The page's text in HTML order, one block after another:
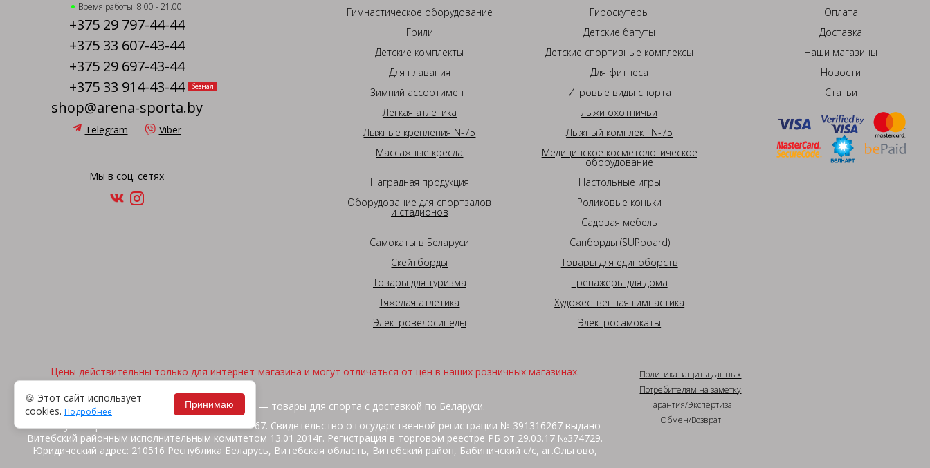
Время работы: 8.00 - 21.00
+375 29 797-44-44
+375 33 607-43-44
+375 29 697-43-44
+375 33 914-43-44
безнал
shop@arena-sporta.by
Telegram Viber
Мы в соц. сетях
Гимнастическое оборудование
Гироскутеры
Грили
Детские батуты
Детские комплекты
Детские спортивные комплексы
Для плавания
Для фитнеса
Зимний ассортимент
Игровые виды спорта
Легкая атлетика
лыжи охотничьи
Лыжные крепления N-75
Лыжный комплект N-75
Массажные кресла
Медицинское косметологическое
оборудование
Наградная продукция
Настольные игры
Оборудование для спортзалов
и стадионов
Роликовые коньки
Садовая мебель
Самокаты в Беларуси
Сапборды (SUPboard)
Скейтборды
Товары для единоборств
Товары для туризма
Тренажеры для дома
Тяжелая атлетика
Художественная гимнастика
Электровелосипеды
Электросамокаты
Оплата
Доставка
Наши магазины
Новости
Статьи
Цены действительны только для интернет-магазина и могут отличаться от цен в наших розничных магазинах.
2026, © "Арена спорта" — товары для спорта с доставкой по Беларуси.
ИП Жакуть Вероника Витальевна. УНП 391316267. Свидетельство о государственной регистрации № 391316267 выдано
Витебский районным исполнительным комитетом 13.01.2014г. Регистрация в торговом реестре РБ от 29.03.17 №374729.
Юридический адрес: 210516 Республика Беларусь, Витебская область, Витебский район, Бабиничский с/с, аг.Ольгово,
Политика защиты данных
Потребителям на заметку
Гарантия/Экспертиза
Обмен/Возврат
🍪 Этот сайт использует
cookies. Подробнее
Принимаю